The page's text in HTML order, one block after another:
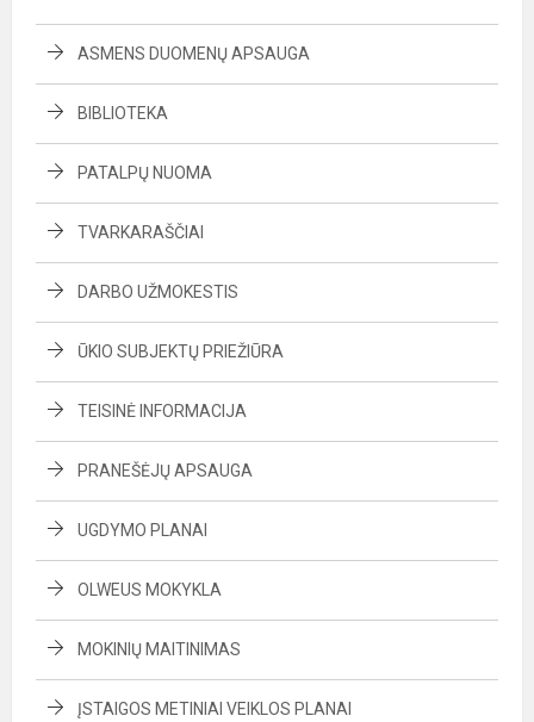
ASMENS DUOMENŲ APSAUGA
BIBLIOTEKA
PATALPŲ NUOMA
TVARKARAŠČIAI
DARBO UŽMOKESTIS
ŪKIO SUBJEKTŲ PRIEŽIŪRA
TEISINĖ INFORMACIJA
PRANEŠĖJŲ APSAUGA
UGDYMO PLANAI
OLWEUS MOKYKLA
MOKINIŲ MAITINIMAS
ĮSTAIGOS METINIAI VEIKLOS PLANAI